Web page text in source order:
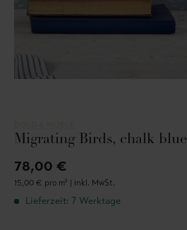
Migrating Birds, chalk blue
78,00 €
15,00 € pro m² | inkl. MwSt.
Lieferzeit: 7 Werktage